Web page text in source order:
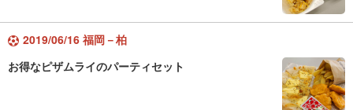
2019/06/16 福岡－柏
お得なピザムライのパーティセット